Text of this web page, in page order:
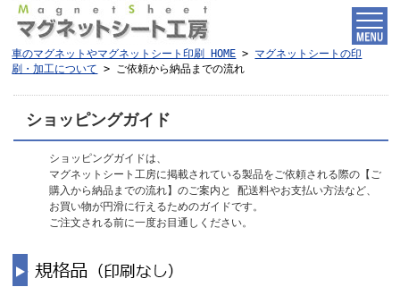
車のマグネットやマグネットシート印刷 HOME > マグネットシートの印
刷・加工について > ご依頼から納品までの流れ
ショッピングガイド
ショッピングガイドは、
マグネットシート工房に掲載されている製品をご依頼される際の【ご
購入から納品までの流れ】のご案内と 配送料やお支払い方法など、
お買い物が円滑に行えるためのガイドです。
ご注文される前に一度お目通しください。